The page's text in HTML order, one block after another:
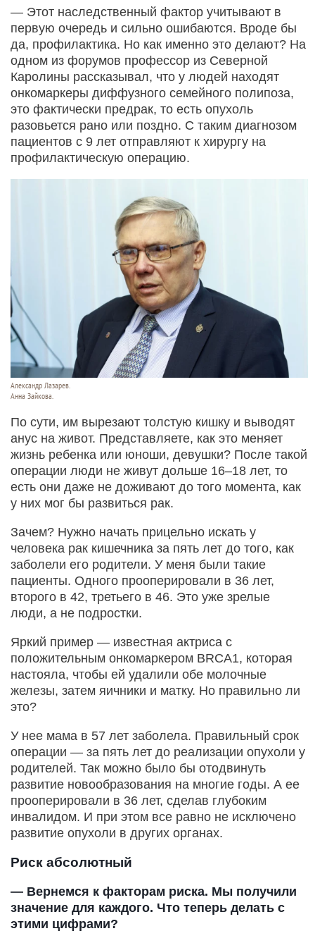
— Этот наследственный фактор учитывают в
первую очередь и сильно ошибаются. Вроде бы
да, профилактика. Но как именно это делают? На
одном из форумов профессор из Северной
Каролины рассказывал, что у людей находят
онкомаркеры диффузного семейного полипоза,
это фактически предрак, то есть опухоль
разовьется рано или поздно. С таким диагнозом
пациентов с 9 лет отправляют к хирургу на
профилактическую операцию.
Александр Лазарев.
Анна Зайкова.
По сути, им вырезают толстую кишку и выводят
анус на живот. Представляете, как это меняет
жизнь ребенка или юноши, девушки? После такой
операции люди не живут дольше 16–18 лет, то
есть они даже не доживают до того момента, как
у них мог бы развиться рак.
Зачем? Нужно начать прицельно искать у
человека рак кишечника за пять лет до того, как
заболели его родители. У меня были такие
пациенты. Одного прооперировали в 36 лет,
второго в 42, третьего в 46. Это уже зрелые
люди, а не подростки.
Яркий пример — известная актриса с
положительным онкомаркером BRCA1, которая
настояла, чтобы ей удалили обе молочные
железы, затем яичники и матку. Но правильно ли
это?
У нее мама в 57 лет заболела. Правильный срок
операции — за пять лет до реализации опухоли у
родителей. Так можно было бы отодвинуть
развитие новообразования на многие годы. А ее
прооперировали в 36 лет, сделав глубоким
инвалидом. И при этом все равно не исключено
развитие опухоли в других органах.
Риск абсолютный
— Вернемся к факторам риска. Мы получили
значение для каждого. Что теперь делать с
этими цифрами?